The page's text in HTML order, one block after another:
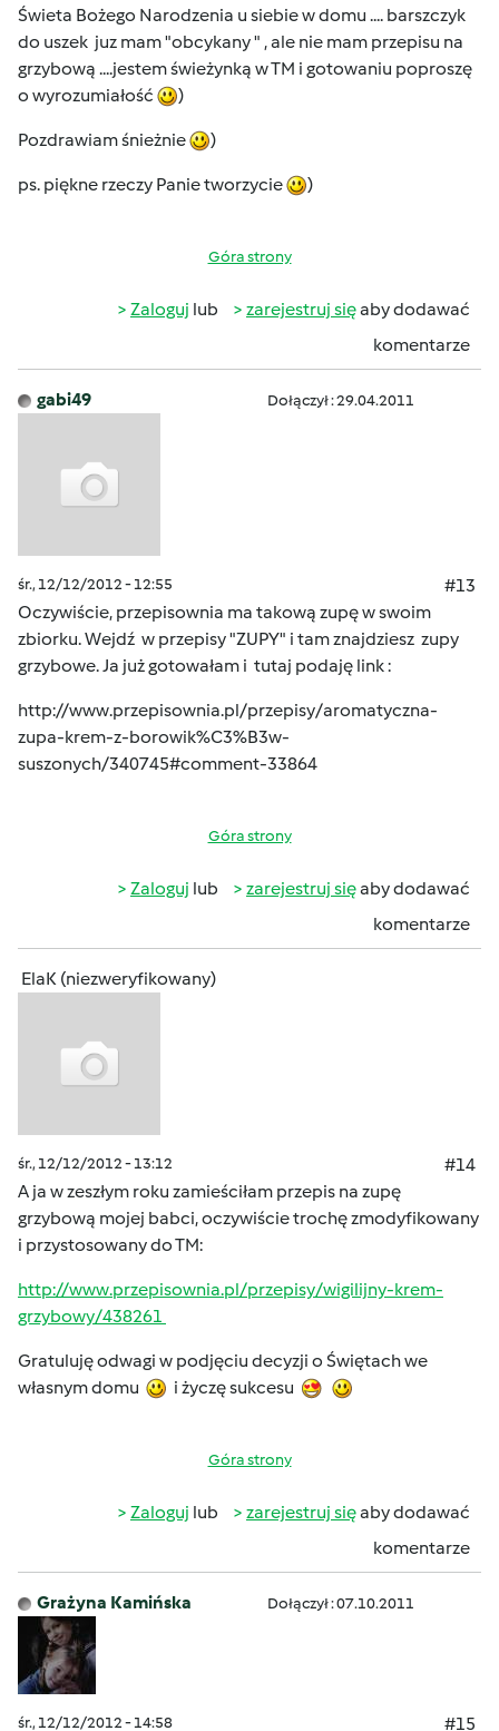
Świeta Bożego Narodzenia u siebie w domu .... barszczyk
do uszek juz mam "obcykany " , ale nie mam przepisu na
grzybową ....jestem świeżynką w TM i gotowaniu poproszę
o wyrozumiałość
)
Pozdrawiam śnieżnie )
ps. piękne rzeczy Panie tworzycie )
Góra strony
Zaloguj lub zarejestruj sięaby dodawać
komentarze
gabi49 Dołączył : 29.04.2011
śr., 12/12/2012 - 12:55
#13
Oczywiście, przepisownia ma takową zupę w swoim
zbiorku. Wejdź w przepisy "ZUPY" i tam znajdziesz zupy
grzybowe. Ja już gotowałam i tutaj podaję link :
http://www.przepisownia.pl/przepisy/aromatyczna-
zupa-krem-z-borowik%C3%B3w-
suszonych/340745#comment-33864
Góra strony
Zaloguj lub zarejestruj sięaby dodawać
komentarze
ElaK (niezweryfikowany)
śr., 12/12/2012 - 13:12
#14
A ja w zeszłym roku zamieściłam przepis na zupę
grzybową mojej babci, oczywiście trochę zmodyfikowany
i przystosowany do TM:
http://www.przepisownia.pl/przepisy/wigilijny-krem-
grzybowy/438261
Gratuluję odwagi w podjęciu decyzji o Świętach we
własnym domu
i życzę sukcesu
Góra strony
Zaloguj lub zarejestruj sięaby dodawać
komentarze
Grażyna Kamińska Dołączył : 07.10.2011
śr., 12/12/2012 - 14:58 #15